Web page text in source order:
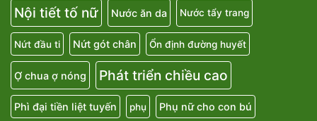
Nội tiết tố nữ Nước ăn da Nước tẩy trang
Nứt đầu ti Nứt gót chân Ổn định đường huyết
Ợ chua ợ nóng Phát triển chiều cao
Phì đại tiền liệt tuyến phụ Phụ nữ cho con bú